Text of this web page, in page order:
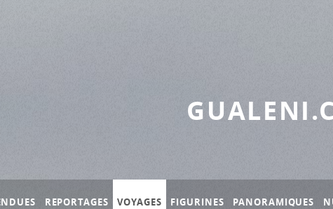
REPORTAGES VOYAGES FIGURINES PANORAMIQUES